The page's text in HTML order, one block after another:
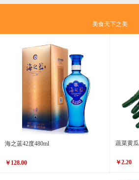
美食天下之美
海之蓝42度480ml
￥128.00
蔬菜黄瓜
￥2.20